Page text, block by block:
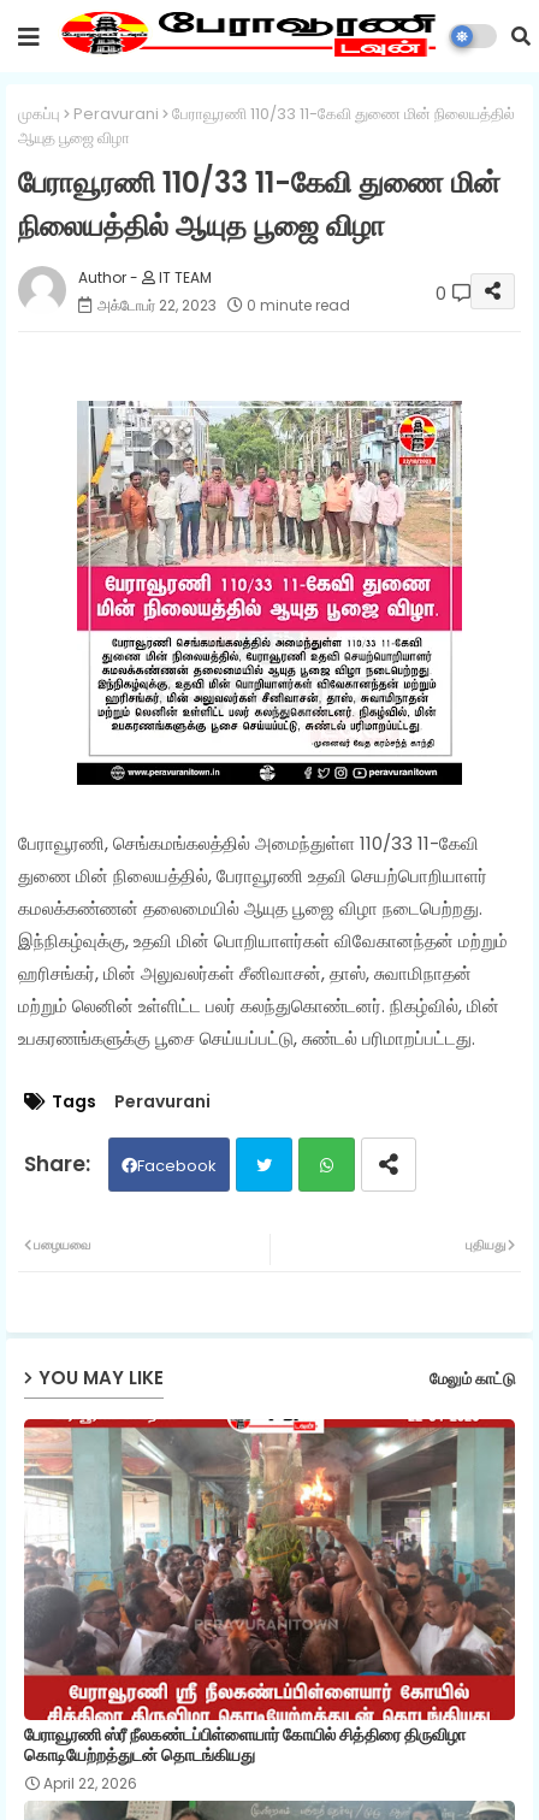
முகப்பு Peravurani
பேராவூரணி 110/33 11-கேவி துணை மின் நிலையத்தில்
ஆயுத பூஜை விழா
பேராவூரணி 110/33 11-கேவி துணை மின்
நிலையத்தில் ஆயுத பூஜை விழா
IT TEAM
அக்டோபர் 22, 2023
0 minute read 0
பேராவூரணி, செங்கமங்கலத்தில் அமைந்துள்ள 110/33 11-கேவி
துணை மின் நிலையத்தில், பேராவூரணி உதவி செயற்பொறியாளர்
கமலக்கண்ணன் தலைமையில் ஆயுத பூஜை விழா நடைபெற்றது.
இந்நிகழ்வுக்கு, உதவி மின் பொறியாளர்கள் விவேகானந்தன் மற்றும்
ஹரிசங்கர், மின் அலுவலர்கள் சீனிவாசன், தாஸ், சுவாமிநாதன்
மற்றும் லெனின் உள்ளிட்ட பலர் கலந்துகொண்டனர். நிகழ்வில், மின்
உபகரணங்களுக்கு பூசை செய்யப்பட்டு, சுண்டல் பரிமாறப்பட்டது.
Tags Peravurani
Facebook
ap
புதியது
பழையவை
YOU MAY LIKE மேலும் காட்டு
பேராவூரணி ஸ்ரீ நீலகண்டப்பிள்ளையார் கோயில் சித்திரை திருவிழா
கொடியேற்றத்துடன் தொடங்கியது
April 22, 2026